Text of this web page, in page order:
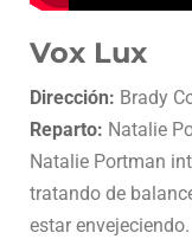
Vox Lux
Dirección: Brady
Reparto: Natalie
Natalie Portman
tratando de
estar envejeciendo.